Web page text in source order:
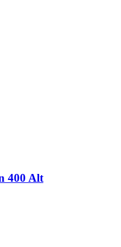
400 Alt